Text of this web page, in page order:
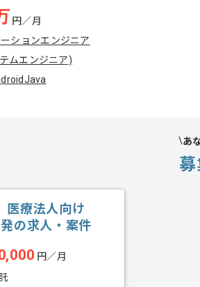
円／月
ションエンジニア
ムエンジニア)
あ
医療法人向け
の求人・案件
円／月